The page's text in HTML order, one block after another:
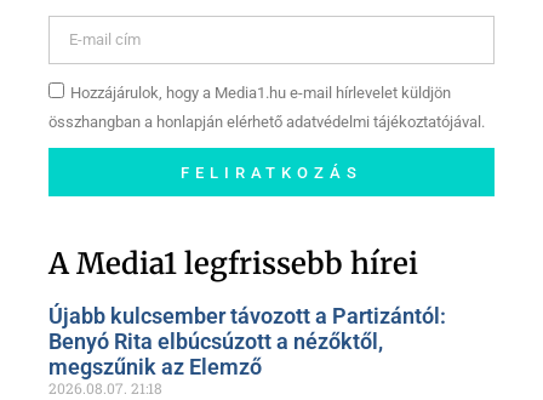
Hozzájárulok, hogy a Media1.hu e-mail hírlevelet küldjön
összhangban a honlapján elérhető adatvédelmi tájékoztatójával.
FELIRATKOZÁS
oldalunkon!
A Media1 legfrissebb hírei
Újabb kulcsember távozott a Partizántól:
Benyó Rita elbúcsúzott a nézőktől,
megszűnik az Elemző
2026.08.07. 21:18